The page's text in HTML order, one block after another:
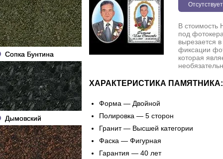
Сопка Бунтина
Дымовский
Отсутствует
В стоимость
под
вырезается
фиксации
которая
ХАРАКТЕРИСТИКА ПАМЯТНИКА:
Форма — Двойной
Полировка — 5 сторон
Гранит — Высшей категории
Фаска — Фигурная
Гарантия — 40 лет